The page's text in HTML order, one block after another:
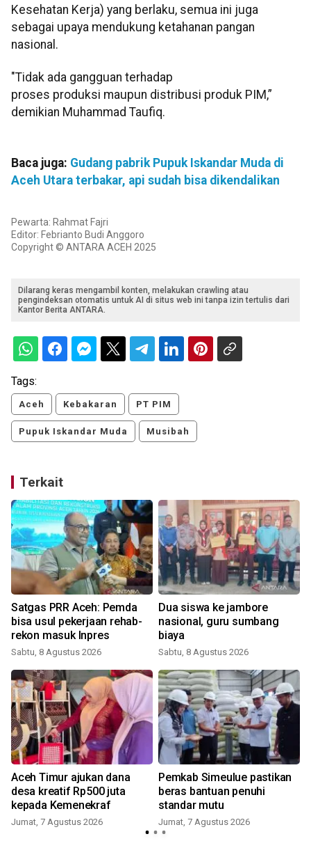
Kesehatan Kerja) yang berlaku, semua ini juga
sebagai upaya mendukung ketahanan pangan
nasional.
"Tidak ada gangguan terhadap
proses produksi maupun distribusi produk PIM,”
demikian Muhammad Taufiq.
Baca juga: Gudang pabrik Pupuk Iskandar Muda di
Aceh Utara terbakar, api sudah bisa dikendalikan
Pewarta: Rahmat Fajri
Editor: Febrianto Budi Anggoro
Copyright © ANTARA ACEH 2025
Dilarang keras mengambil konten, melakukan crawling atau
pengindeksan otomatis untuk AI di situs web ini tanpa izin tertulis dari
Kantor Berita ANTARA.
Tags:
Aceh Kebakaran PT PIM
Pupuk Iskandar Muda Musibah
Terkait
Satgas PRR Aceh: Pemda
bisa usul pekerjaan rehab-
rekon masuk Inpres
Sabtu, 8 Agustus 2026
Dua siswa ke jambore
nasional, guru sumbang
biaya
Sabtu, 8 Agustus 2026
Aceh Timur ajukan dana
desa kreatif Rp500 juta
kepada Kemenekraf
Jumat, 7 Agustus 2026
Pemkab Simeulue pastikan
beras bantuan penuhi
standar mutu
Jumat, 7 Agustus 2026